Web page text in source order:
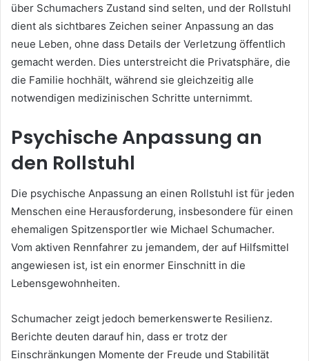
über Schumachers Zustand sind selten, und der Rollstuhl
dient als sichtbares Zeichen seiner Anpassung an das
neue Leben, ohne dass Details der Verletzung öffentlich
gemacht werden. Dies unterstreicht die Privatsphäre, die
die Familie hochhält, während sie gleichzeitig alle
notwendigen medizinischen Schritte unternimmt.
Psychische Anpassung an
den Rollstuhl
Die psychische Anpassung an einen Rollstuhl ist für jeden
Menschen eine Herausforderung, insbesondere für einen
ehemaligen Spitzensportler wie Michael Schumacher.
Vom aktiven Rennfahrer zu jemandem, der auf Hilfsmittel
angewiesen ist, ist ein enormer Einschnitt in die
Lebensgewohnheiten.
Schumacher zeigt jedoch bemerkenswerte Resilienz.
Berichte deuten darauf hin, dass er trotz der
Einschränkungen Momente der Freude und Stabilität